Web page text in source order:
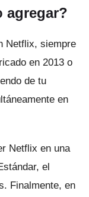
agregar?
Netflix, siempre
en 2013 o
de tu
en
Netflix en una
el
Finalmente, en